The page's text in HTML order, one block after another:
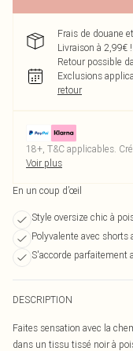
Frais de douane
Livraison à 2,99€ !
Retour possible
Exclusions
retour
18+, T&C applicables.
Voir plus
En un coup d’œil
Style oversize chic à
Polyvalente avec shorts
S'accorde parfaitement
DESCRIPTION
Faites sensation avec la
dans un tissu tissé noir à